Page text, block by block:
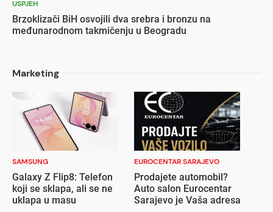
USPJEH
Brzoklizači BiH osvojili dva srebra i bronzu na
međunarodnom takmičenju u Beogradu
Marketing
SAMSUNG
Galaxy Z Flip8: Telefon
koji se sklapa, ali se ne
uklapa u masu
EUROCENTAR SARAJEVO
Prodajete automobil?
Auto salon Eurocentar
Sarajevo je Vaša adresa